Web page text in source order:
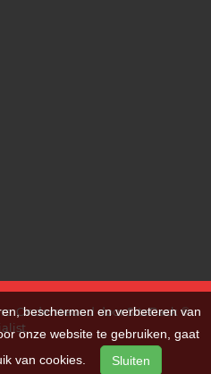
Ondersteund doorSitePack ®
beschermen en verbeteren van
onze website te gebruiken, gaat
van cookies.
Sluiten